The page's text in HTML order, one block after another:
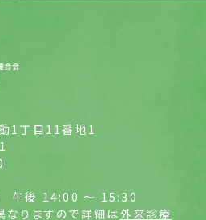
1丁目11番地1
午後 14:00 ～ 15:30
なりますので詳細は外来診療